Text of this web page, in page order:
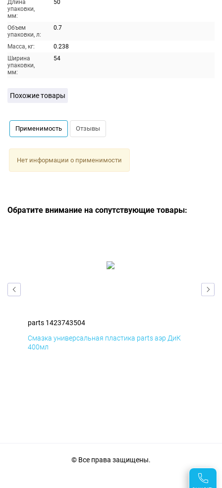
Длина
упаковки,
мм:
50
Объем
упаковки, л:
0.7
Масса, кг:
0.238
Ширина
упаковки,
мм:
54
Похожие товары
Применимость Отзывы
Нет информации о применимости
Обратите внимание на сопутствующие товары:
parts 1423743504
Смазка универсальная пластика parts аэр ДиК
400мл
© Все права защищены.